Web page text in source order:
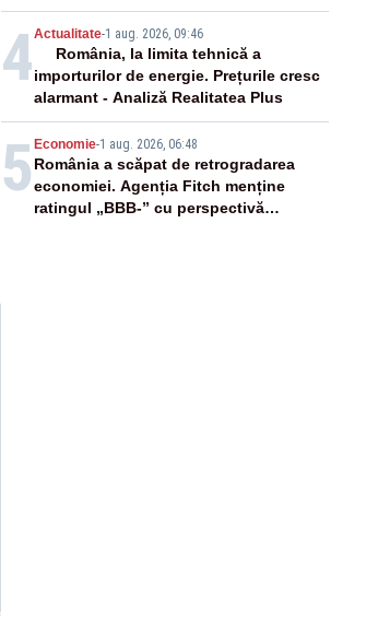
4Actualitate-1 aug. 2026, 09:46
România, la limita tehnică a
importurilor de energie. Prețurile cresc
alarmant - Analiză Realitatea Plus
5 Economie-1 aug. 2026, 06:48
România a scăpat de retrogradarea
economiei. Agenția Fitch menține
ratingul „BBB-” cu perspectivă